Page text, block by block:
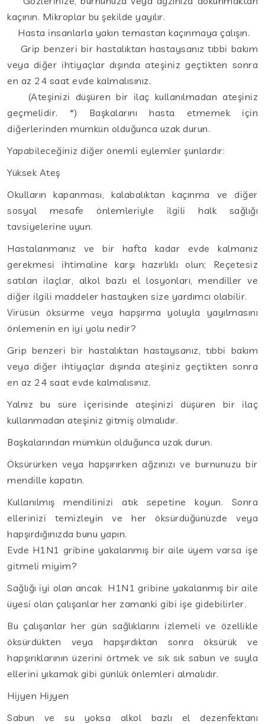
kaçının. Mikroplar bu şekilde yayılır.
Hasta insanlarla yakın temastan kaçınmaya çalışın.
Grip benzeri bir hastalıktan hastaysanız tıbbi bakım
veya diğer ihtiyaçlar dışında ateşiniz geçtikten sonra
en az 24 saat evde kalmalısınız.
(Ateşinizi düşüren bir ilaç kullanılmadan ateşiniz
geçmelidir. *) Başkalarını hasta etmemek için
diğerlerinden mümkün olduğunca uzak durun.
Yapabileceğiniz diğer önemli eylemler şunlardır:
Yüksek Ateş
Okulların kapanması, kalabalıktan kaçınma ve diğer
sosyal mesafe önlemleriyle ilgili halk sağlığı
tavsiyelerine uyun.
Hastalanmanız ve bir hafta kadar evde kalmanız
gerekmesi ihtimaline karşı hazırlıklı olun; Reçetesiz
satılan ilaçlar, alkol bazlı el losyonları, mendiller ve
diğer ilgili maddeler hastayken size yardımcı olabilir.
Virüsün öksürme veya hapşırma yoluyla yayılmasını
önlemenin en iyi yolu nedir?
Grip benzeri bir hastalıktan hastaysanız, tıbbi bakım
veya diğer ihtiyaçlar dışında ateşiniz geçtikten sonra
en az 24 saat evde kalmalısınız.
Yalnız bu süre içerisinde ateşinizi düşüren bir ilaç
kullanmadan ateşiniz gitmiş olmalıdır.
Başkalarından mümkün olduğunca uzak durun.
Öksürürken veya hapşırırken ağzınızı ve burnunuzu bir
mendille kapatın.
Kullanılmış mendilinizi atık sepetine koyun. Sonra
ellerinizi temizleyin ve her öksürdüğünüzde veya
hapşırdığınızda bunu yapın.
Evde H1N1 gribine yakalanmış bir aile üyem varsa işe
gitmeli miyim?
Sağlığı iyi olan ancak H1N1 gribine yakalanmış bir aile
üyesi olan çalışanlar her zamanki gibi işe gidebilirler.
Bu çalışanlar her gün sağlıklarını izlemeli ve özellikle
öksürdükten veya hapşırdıktan sonra öksürük ve
hapşırıklarının üzerini örtmek ve sık sık sabun ve suyla
ellerini yıkamak gibi günlük önlemleri almalıdır.
Hijyen Hijyen
Sabun ve su yoksa alkol bazlı el dezenfektanı